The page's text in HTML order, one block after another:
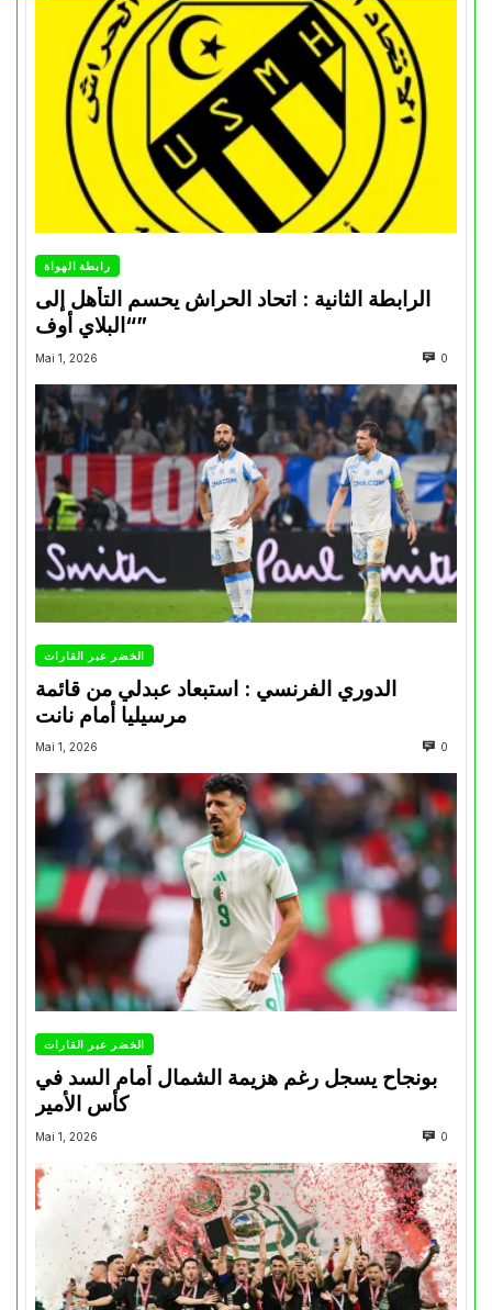
رابطة الهواة
الرابطة الثانية : اتحاد الحراش يحسم التأهل إلى
“البلاي أوف”
Mai 1, 2026 0
الخضر عبر القارات
الدوري الفرنسي : استبعاد عبدلي من قائمة
مرسيليا أمام نانت
Mai 1, 2026 0
الخضر عبر القارات
بونجاح يسجل رغم هزيمة الشمال أمام السد في
كأس الأمير
Mai 1, 2026 0